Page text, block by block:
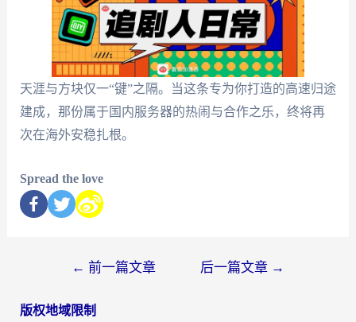
天涯与方块仅一“键”之隔。当这条专为你打造的高速归途
建成，那份属于国内服务器的热闹与合作之乐，终将再
次在海外安稳扎根。
Spread the love
← 前一篇文章 后一篇文章 →
版权地域限制